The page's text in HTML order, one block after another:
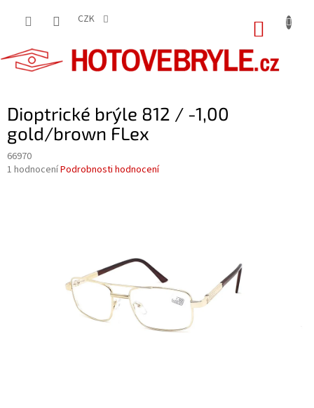
CZK
Dioptrické brýle 812 / -1,00
gold/brown FLex
66970
Průměrné
1 hodnoceníPodrobnosti hodnocení